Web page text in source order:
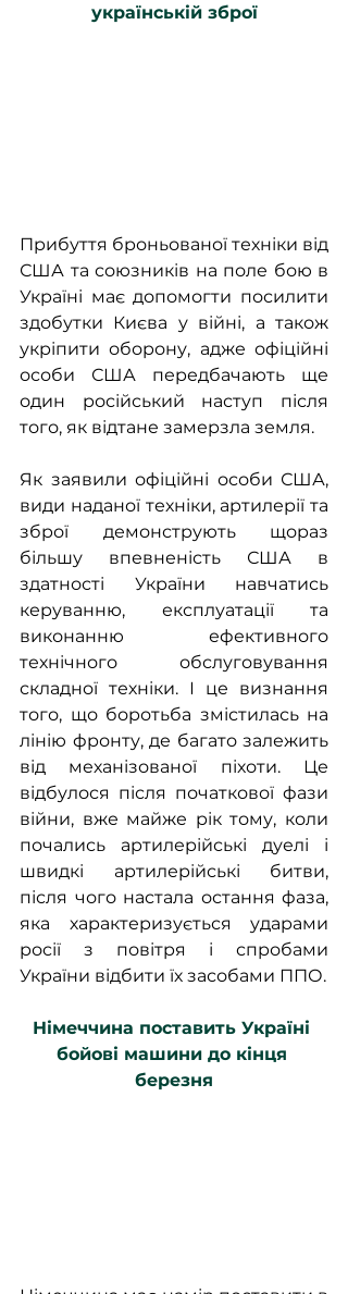
українській зброї
Прибуття броньованої техніки від
США та союзників на поле бою в
Україні має допомогти посилити
здобутки Києва у війні, а також
укріпити оборону, адже офіційні
особи США передбачають ще
один російський наступ після
того, як відтане замерзла земля.
Як заявили офіційні особи США,
види наданої техніки, артилерії та
зброї демонструють щораз
більшу впевненість США в
здатності України навчатись
керуванню, експлуатації та
виконанню ефективного
технічного обслуговування
складної техніки. І це визнання
того, що боротьба змістилась на
лінію фронту, де багато залежить
від механізованої піхоти. Це
відбулося після початкової фази
війни, вже майже рік тому, коли
почались артилерійські дуелі і
швидкі артилерійські битви,
після чого настала остання фаза,
яка характеризується ударами
росії з повітря і спробами
України відбити їх засобами ППО.
Німеччина поставить Україні
бойові машини до кінця
березня